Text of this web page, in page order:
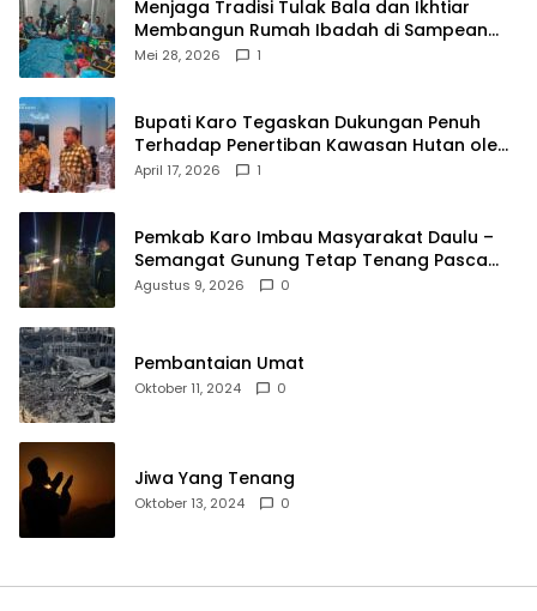
Menjaga Tradisi Tulak Bala dan Ikhtiar
Membangun Rumah Ibadah di Sampean
Barat
Mei 28, 2026 1
Bupati Karo Tegaskan Dukungan Penuh
Terhadap Penertiban Kawasan Hutan oleh
Pemerintah Pusat
April 17, 2026 1
Pemkab Karo Imbau Masyarakat Daulu –
Semangat Gunung Tetap Tenang Pasca
Penertiban Pungli
Agustus 9, 2026 0
Pembantaian Umat
Oktober 11, 2024 0
Jiwa Yang Tenang
Oktober 13, 2024 0